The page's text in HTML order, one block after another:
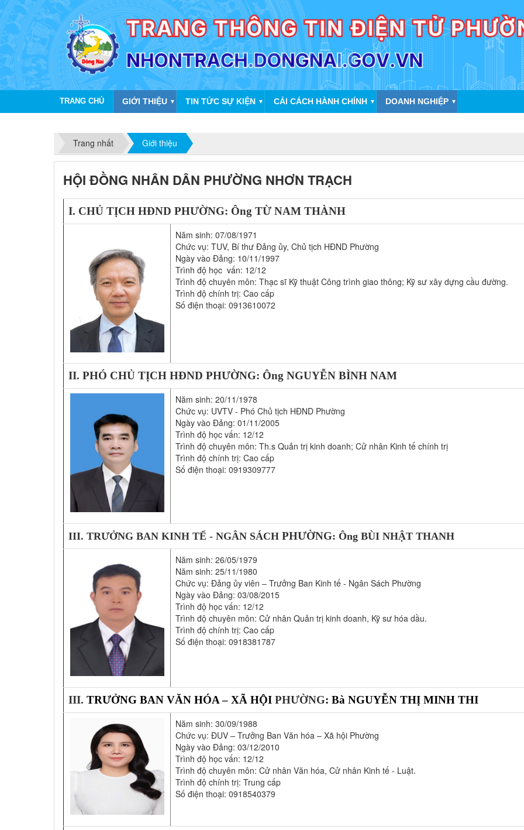
TRANG CHỦ GIỚI THIỆU ▼ TIN TỨC SỰ KIỆN ▼ CẢI CÁCH HÀNH CHÍNH ▼ DOANH NGHIỆP ▼
Trang nhất Giới thiệu
HỘI ĐỒNG NHÂN DÂN PHƯỜNG NHƠN TRẠCH
I. CHỦ TỊCH HĐND PHƯỜNG: Ông TỪ NAM THÀNH
Năm sinh: 07/08/1971
Chức vụ: TUV, Bí thư Đảng ủy, Chủ tịch HĐND Phường
Ngày vào Đảng: 10/11/1997
Trình độ học vấn: 12/12
Trình độ chuyên môn: Thạc sĩ Kỹ thuật Công trình giao thông; Kỹ sư xây dựng cầu đường.
Trình độ chính trị: Cao cấp
Số điện thoại: 0913610072
II. PHÓ CHỦ TỊCH HĐND PHƯỜNG: Ông NGUYỄN BÌNH NAM
Năm sinh: 20/11/1978
Chức vụ: UVTV - Phó Chủ tịch HĐND Phường
Ngày vào Đảng: 01/11/2005
Trình độ học vấn: 12/12
Trình độ chuyên môn: Th.s Quản trị kinh doanh; Cử nhân Kinh tế chính trị
Trình độ chính trị: Cao cấp
Số điện thoại: 0919309777
III. TRƯỞNG BAN KINH TẾ - NGÂN SÁCHPHƯỜNG: Ông BÙI NHẬT THANH
Năm sinh: 26/05/1979
Năm sinh: 25/11/1980
Chức vụ: Đảng ủy viên – Trưởng Ban Kinh tế - Ngân Sách Phường
Ngày vào Đảng: 03/08/2015
Trình độ học vấn: 12/12
Trình độ chuyên môn: Cử nhân Quản trị kinh doanh, Kỹ sư hóa dầu.
Trình độ chính trị: Cao cấp
Số điện thoại: 0918381787
III.TRƯỞNG BAN VĂN HÓA – XÃ HỘIPHƯỜNG: Bà NGUYỄN THỊ MINH THI
Năm sinh: 30/09/1988
Chức vụ: ĐUV – Trưởng Ban Văn hóa – Xã hội Phường
Ngày vào Đảng: 03/12/2010
Trình độ học vấn: 12/12
Trình độ chuyên môn: Cử nhân Văn hóa, Cử nhân Kinh tế - Luật.
Trình độ chính trị: Trung cấp
Số điện thoại: 0918540379